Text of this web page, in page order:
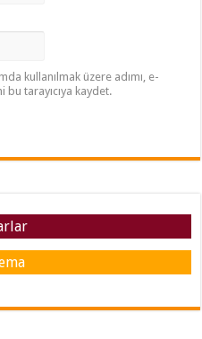
kullanılmak üzere adımı, e-
tarayıcıya kaydet.